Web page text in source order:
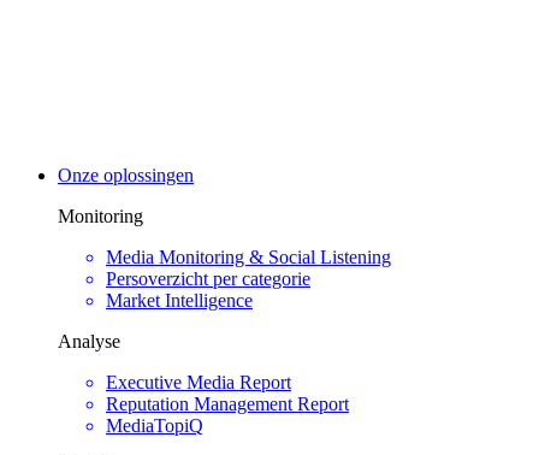
Onze oplossingen
Monitoring
Media Monitoring & Social Listening
Persoverzicht per categorie
Market Intelligence
Analyse
Executive Media Report
Reputation Management Report
MediaTopiQ